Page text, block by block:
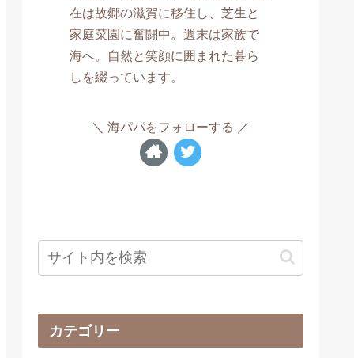
在は故郷の滋賀に移住し、芝生と
家庭菜園に奮闘中。週末は家族で
海へ。自然と笑顔に囲まれた暮ら
しを綴っています。
海パパをフォローする
カテゴリー